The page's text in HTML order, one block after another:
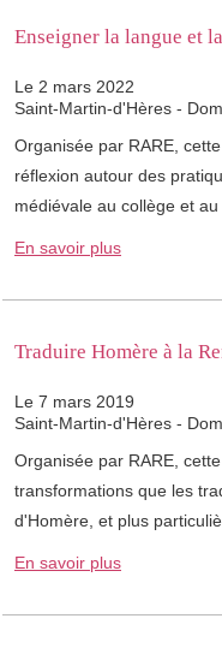
Enseigner la langue et
Le 2 mars 2022
Saint-Martin-d'Hères -
Organisée par RARE,
réflexion autour des
médiévale au collège et au
En savoir plus
Traduire Homère à la
Le 7 mars 2019
Saint-Martin-d'Hères -
Organisée par RARE,
transformations que les
d'Homère, et plus
En savoir plus